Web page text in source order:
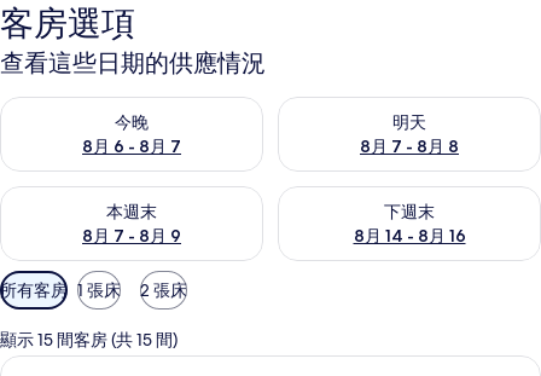
集
客房選項
查看這些日期的供應情況
今晚
8月 6 - 8月 7
查看今晚 (8月 6 - 8月 7) 的供應情況
明天
8月 7 - 8月 8
查看明天 (8月 7 - 8月 8) 的供
本週末
8月 7 - 8月 9
查看本週末 (8月 7 - 8月 9) 的供應情況
下週末
8月 14 - 8月 16
查看下週末 (8月 14 - 8月 16)
可
用
的
客
所有客房 1 張床 2 張床
顯示 15 間客房 (共 15 間)